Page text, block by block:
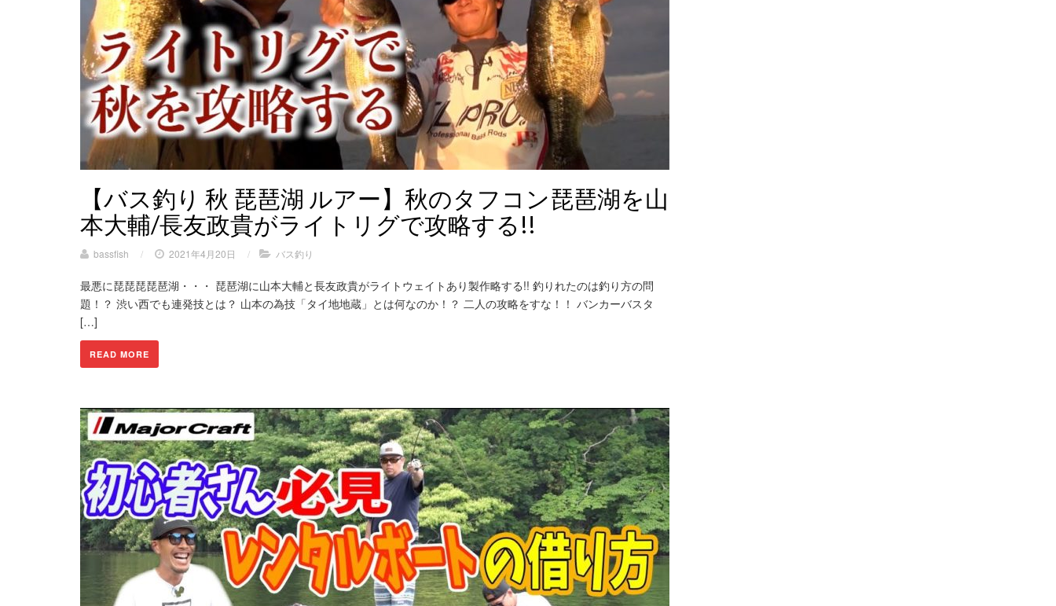
【バス釣り 秋 琵琶湖 ルアー】秋のタフコン琵琶湖を山
本大輔/長友政貴がライトリグで攻略する!!
bassfish / 2021年4月20日 / バス釣り
最悪に琵琵琵琵琶湖・・・ 琵琶湖に山本大輔と長友政貴がライトウェイトあり製作略する!! 釣りれたのは釣り方の問
題！？ 渋い西でも連発技とは？ 山本の為技「タイ地地蔵」とは何なのか！？ 二人の攻略をすな！！ バンカーバスタ
[…]
READ MORE